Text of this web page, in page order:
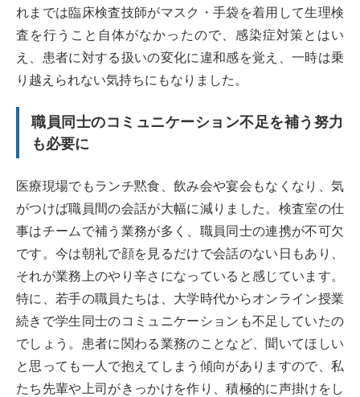
れまでは臨床検査技師がマスク・手袋を着用して生理検
査を行うこと自体がなかったので、感染症対策とはい
え、患者に対する扱いの変化に違和感を覚え、一時は乗
り越えられない気持ちにもなりました。
職員同士のコミュニケーション不足を補う努力
も必要に
医療現場でもランチ黙食、飲み会や宴会もなくなり、気
がつけば職員間の会話が大幅に減りました。検査室の仕
事はチームで補う業務が多く、職員同士の連携が不可欠
です。今は朝礼で顔を見るだけで会話のない日もあり、
それが業務上のやり辛さになっていると感じています。
特に、若手の職員たちは、大学時代からオンライン授業
続きで学生同士のコミュニケーションも不足していたの
でしょう。患者に関わる業務のことなど、聞いてほしい
と思っても一人で抱えてしまう傾向がありますので、私
たち先輩や上司がきっかけを作り、積極的に声掛けをし